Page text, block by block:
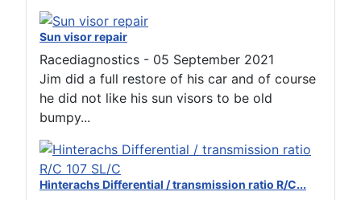
Sun visor repair
Racediagnostics-
he did not like his sun visors to be old
bumpy...
Hinterachs Differential / transmission ratio R/C...
Dr-DJet-11 April 2021